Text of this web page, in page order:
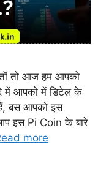
तो आज हम आपको
में आपको में डिटेल के
बस आपको इस
इस Pi Coin के बारे
more